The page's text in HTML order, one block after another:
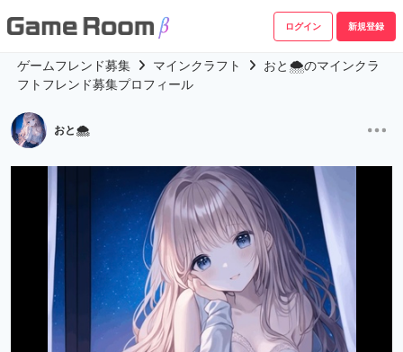
ログイン 新規登録
ゲームフレンド募集 マインクラフト
おと🌨のマインクラ
フトフレンド募集プロフィール
おと🌨